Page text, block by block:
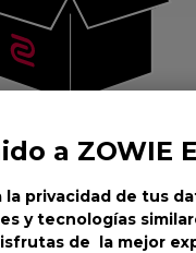
a ZOWIE
la privacidad de tus
y tecnologías
de la mejor